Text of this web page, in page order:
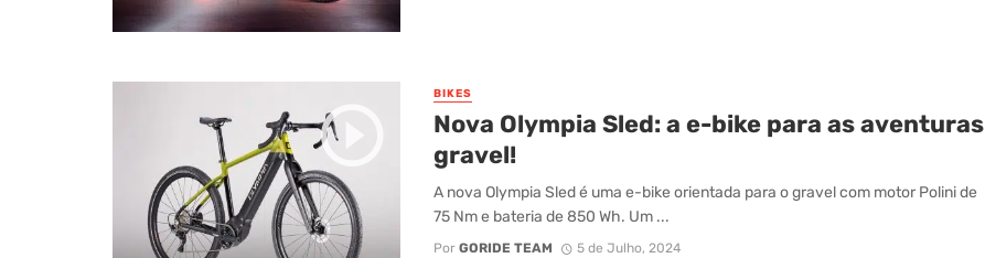
BIKES
Nova Olympia Sled: a e-bike para as aventuras
gravel!
A nova Olympia Sled é uma e-bike orientada para o gravel com motor Polini de
75 Nm e bateria de 850 Wh. Um ...
Por GORIDE TEAM 5 de Julho, 2024